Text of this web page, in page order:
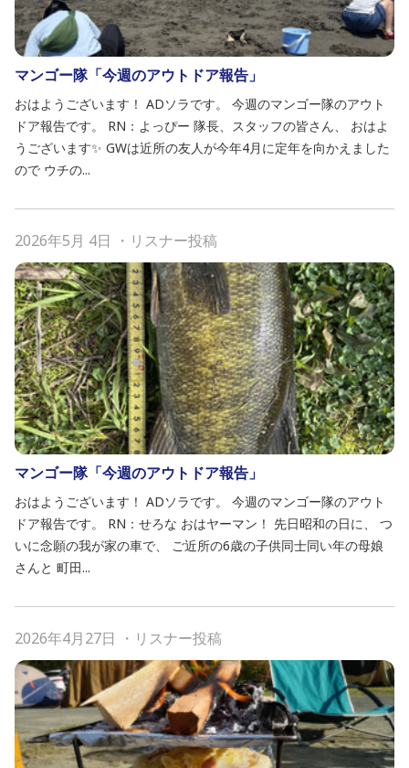
マンゴー隊「今週のアウトドア報告」
おはようございます！ ADソラです。 今週のマンゴー隊のアウト
ドア報告です。 RN：よっぴー 隊長、スタッフの皆さん、 おはよ
うございます✨ GWは近所の友人が今年4月に定年を向かえました
ので ウチの...
2026年5月 4日 ・ リスナー投稿
マンゴー隊「今週のアウトドア報告」
おはようございます！ ADソラです。 今週のマンゴー隊のアウト
ドア報告です。 RN：せろな おはヤーマン！ 先日昭和の日に、 つ
いに念願の我が家の車で、 ご近所の6歳の子供同士同い年の母娘
さんと 町田...
2026年4月27日 ・ リスナー投稿